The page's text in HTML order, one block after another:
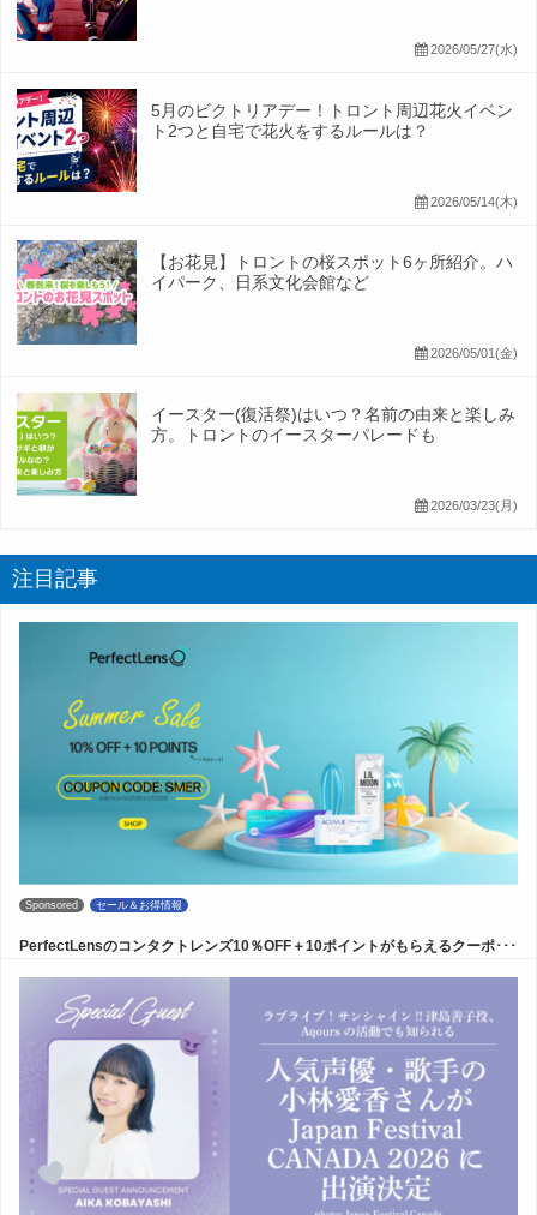
2026/05/27(水)
5月のビクトリアデー！トロント周辺花火イベン
ト2つと自宅で花火をするルールは？
2026/05/14(木)
【お花見】トロントの桜スポット6ヶ所紹介。ハ
イパーク、日系文化会館など
2026/05/01(金)
イースター(復活祭)はいつ？名前の由来と楽しみ
方。トロントのイースターパレードも
2026/03/23(月)
注目記事
Sponsored セール＆お得情報
PerfectLensのコンタクトレンズ10％OFF＋10ポイントがもらえるクーポ･･･